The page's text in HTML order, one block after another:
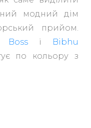
модний дім
прийом.
Boss і
Bibhu
по кольору з